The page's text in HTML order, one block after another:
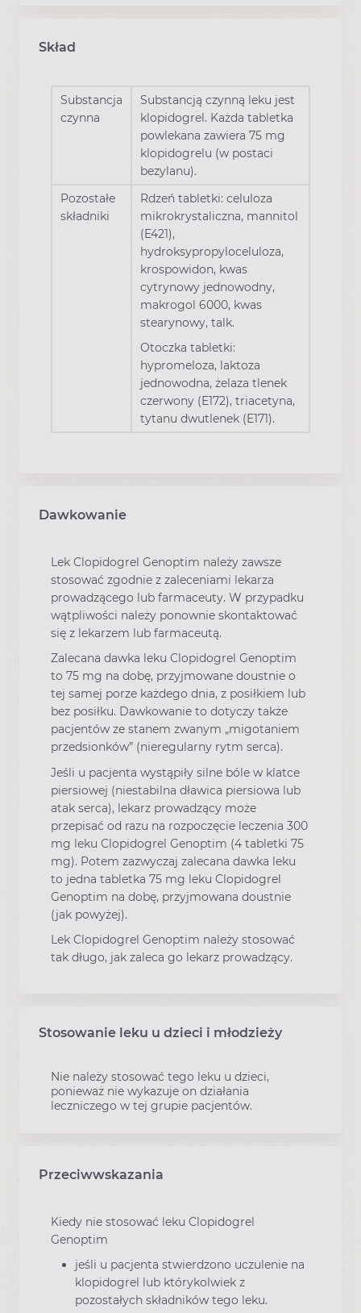
Skład
Substancja
czynna
Substancją czynną leku jest
klopidogrel. Każda tabletka
powlekana zawiera 75 mg
klopidogrelu (w postaci
bezylanu).
Pozostałe
składniki
Rdzeń tabletki: celuloza
mikrokrystaliczna, mannitol
(E421),
hydroksypropyloceluloza,
krospowidon, kwas
cytrynowy jednowodny,
makrogol 6000, kwas
stearynowy, talk.
Otoczka tabletki:
hypromeloza, laktoza
jednowodna, żelaza tlenek
czerwony (E172), triacetyna,
tytanu dwutlenek (E171).
Dawkowanie
Lek Clopidogrel Genoptim należy zawsze
stosować zgodnie z zaleceniami lekarza
prowadzącego lub farmaceuty. W przypadku
wątpliwości należy ponownie skontaktować
się z lekarzem lub farmaceutą.
Zalecana dawka leku Clopidogrel Genoptim
to 75 mg na dobę, przyjmowane doustnie o
tej samej porze każdego dnia, z posiłkiem lub
bez posiłku. Dawkowanie to dotyczy także
pacjentów ze stanem zwanym „migotaniem
przedsionków” (nieregularny rytm serca).
Jeśli u pacjenta wystąpiły silne bóle w klatce
piersiowej (niestabilna dławica piersiowa lub
atak serca), lekarz prowadzący może
przepisać od razu na rozpoczęcie leczenia 300
mg leku Clopidogrel Genoptim (4 tabletki 75
mg). Potem zazwyczaj zalecana dawka leku
to jedna tabletka 75 mg leku Clopidogrel
Genoptim na dobę, przyjmowana doustnie
(jak powyżej).
Lek Clopidogrel Genoptim należy stosować
tak długo, jak zaleca go lekarz prowadzący.
Stosowanie leku u dzieci i młodzieży
Nie należy stosować tego leku u dzieci,
ponieważ nie wykazuje on działania
leczniczego w tej grupie pacjentów.
Przeciwwskazania
Kiedy nie stosować leku Clopidogrel
Genoptim
jeśli u pacjenta stwierdzono uczulenie na
klopidogrel lub którykolwiek z
pozostałych składników tego leku.